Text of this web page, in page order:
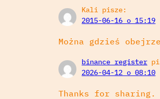
Kali pisze:
2015-06-16 o 15:19
Można gdzieś
binance register
2026-04-12 o 08:10
Thanks for